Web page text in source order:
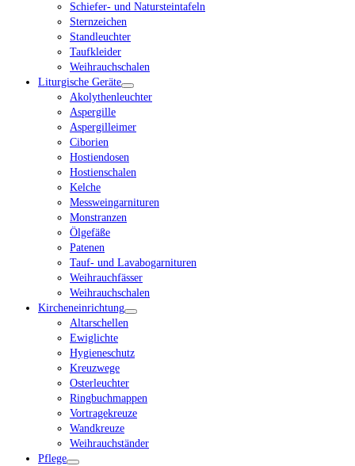
Schiefer- und Natursteintafeln
Sternzeichen
Standleuchter
Taufkleider
Weihrauchschalen
Liturgische Geräte
Akolythenleuchter
Aspergille
Aspergilleimer
Ciborien
Hostiendosen
Hostienschalen
Kelche
Messweingarnituren
Monstranzen
Ölgefäße
Patenen
Tauf- und Lavabogarnituren
Weihrauchfässer
Weihrauchschalen
Kircheneinrichtung
Altarschellen
Ewiglichte
Hygieneschutz
Kreuzwege
Osterleuchter
Ringbuchmappen
Vortragekreuze
Wandkreuze
Weihrauchständer
Pflege